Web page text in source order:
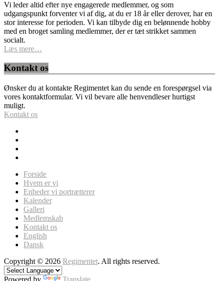
Vi leder altid efter nye engagerede medlemmer, og som
udgangspunkt forventer vi af dig, at du er 18 år eller derover, har en
stor interesse for perioden. Vi kan tilbyde dig en belønnende hobby
med en broget samling medlemmer, der er tæt strikket sammen
socialt.
Læs mere…
Kontakt os
Ønsker du at kontakte Regimentet kan du sende en forespørgsel via
vores kontaktformular. Vi vil bevare alle henvendleser hurtigst
muligt.
Kontakt os
Forside
Hvem er vi
Enheder vi portrætterer
Kalender
Galleri
Medlemskab
Kontakt os
English
Dansk
Copyright © 2026 Regimentet. All rights reserved.
Powered by Translate